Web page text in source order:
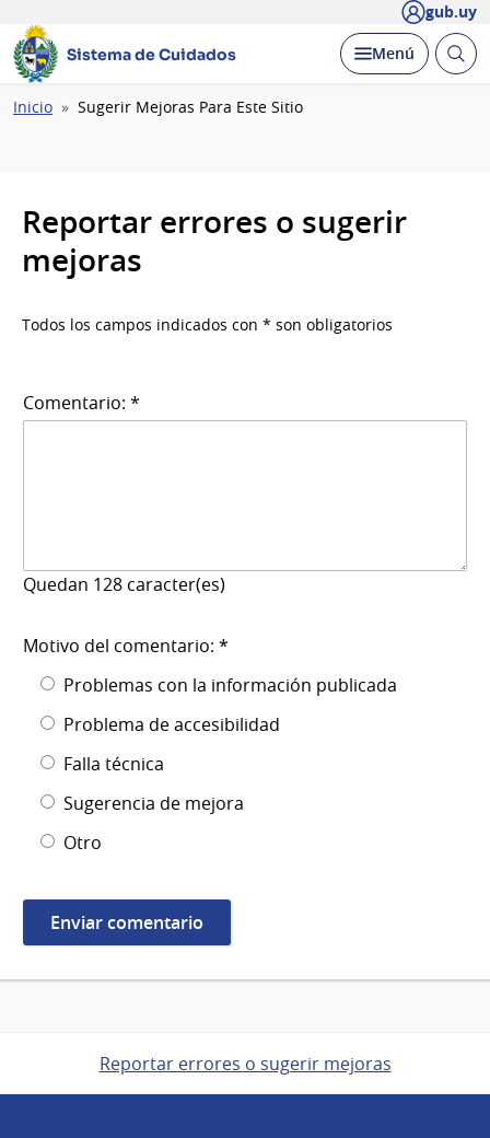
gub.uy
Sistema de Cuidados Desplegar
Menú Abrir
Ruta
Inicio Sugerir Mejoras Para Este Sitio
Reportar errores o sugerir
mejoras
Todos los campos indicados con * son obligatorios
Comentario: *
Quedan 128 caracter(es)
Motivo del comentario: *
Problemas con la información publicada
Problema de accesibilidad
Falla técnica
Sugerencia de mejora
Otro
Reportar errores o sugerir mejoras